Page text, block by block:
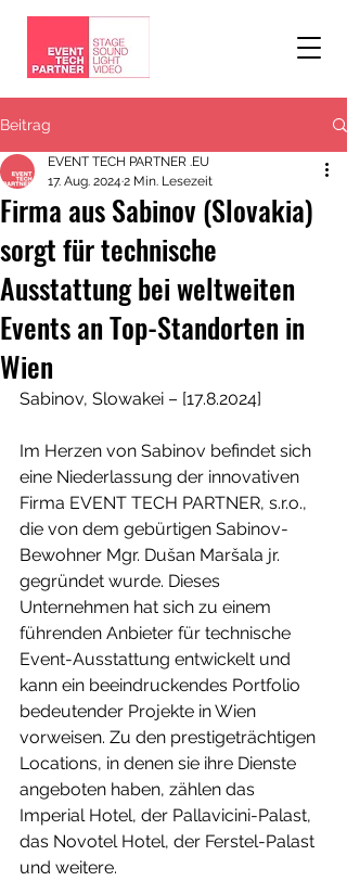
Beitrag
Firma aus Sabinov (Slovakia)
sorgt für technische
Ausstattung bei weltweiten
Events an Top-Standorten in
Wien
EVENT TECH PARTNER .EU
17. Aug. 2024 2 Min. Lesezeit
Sabinov, Slowakei – [17.8.2024]
Im Herzen von Sabinov befindet sich
eine Niederlassung der innovativen
Firma EVENT TECH PARTNER, s.r.o.,
die von dem gebürtigen Sabinov-
Bewohner Mgr. Dušan Maršala jr.
gegründet wurde. Dieses
Unternehmen hat sich zu einem
führenden Anbieter für technische
Event-Ausstattung entwickelt und
kann ein beeindruckendes Portfolio
bedeutender Projekte in Wien
vorweisen. Zu den prestigeträchtigen
Locations, in denen sie ihre Dienste
angeboten haben, zählen das
Imperial Hotel, der Pallavicini-Palast,
das Novotel Hotel, der Ferstel-Palast
und weitere.